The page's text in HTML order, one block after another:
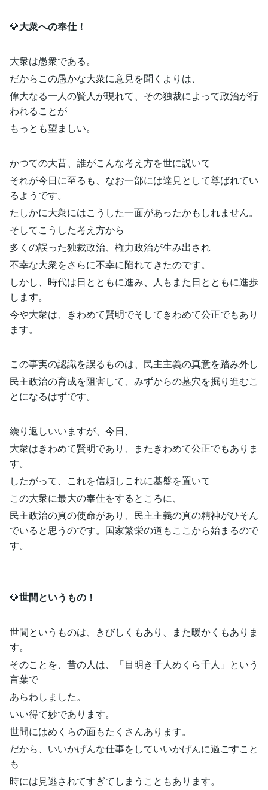
💎大衆への奉仕！
大衆は愚衆である。
だからこの愚かな大衆に意見を聞くよりは、
偉大なる一人の賢人が現れて、その独裁によって政治が行
われることが
もっとも望ましい。
かつての大昔、誰がこんな考え方を世に説いて
それが今日に至るも、なお一部には達見として尊ばれてい
るようです。
たしかに大衆にはこうした一面があったかもしれません。
そしてこうした考え方から
多くの誤った独裁政治、権力政治が生み出され
不幸な大衆をさらに不幸に陥れてきたのです。
しかし、時代は日とともに進み、人もまた日とともに進歩
します。
今や大衆は、きわめて賢明でそしてきわめて公正でもあり
ます。
この事実の認識を誤るものは、民主主義の真意を踏み外し
民主政治の育成を阻害して、みずからの墓穴を掘り進むこ
とになるはずです。
繰り返しいいますが、今日、
大衆はきわめて賢明であり、またきわめて公正でもありま
す。
したがって、これを信頼しこれに基盤を置いて
この大衆に最大の奉仕をするところに、
民主政治の真の使命があり、民主主義の真の精神がひそん
でいると思うのです。国家繁栄の道もここから始まるので
す。
💎世間というもの！
世間というものは、きびしくもあり、また暖かくもありま
す。
そのことを、昔の人は、「目明き千人めくら千人」という
言葉で
あらわしました。
いい得て妙であります。
世間にはめくらの面もたくさんあります。
だから、いいかげんな仕事をしていいかげんに過ごすこと
も
時には見逃されてすぎてしまうこともあります。